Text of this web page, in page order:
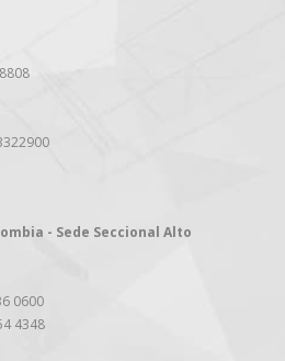
- Sede Seccional Alto
0600
4348